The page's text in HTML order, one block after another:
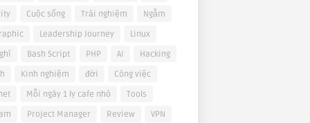
Cuộc sống Trải nghiệm
Ngẫm
Leadership Journey
Linux
Bash Script PHP AI
Hacking
Kinh nghiệm đời
Công việc
Mỗi ngày 1 ly cafe nhỏ
Tools
Project Manager Review
VPN